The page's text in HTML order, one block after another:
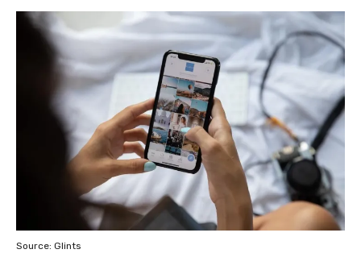
Source: Glints